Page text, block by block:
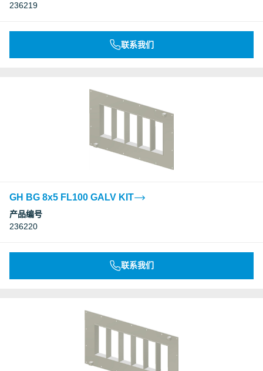
236219
联系我们
GH BG 8x5 FL100 GALV KIT
产品编号
236220
联系我们